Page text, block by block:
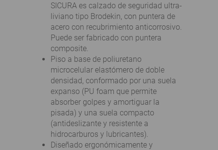
SICURA es calzado de seguridad ultra-
liviano tipo Brodekin, con puntera de
acero con recubrimiento anticorrosivo.
Puede ser fabricado con puntera
composite.
Piso a base de poliuretano
microcelular elastómero de doble
densidad, conformado por una suela
expanso (PU foam que permite
absorber golpes y amortiguar la
pisada) y una suela compacto
(antideslizante y resistente a
hidrocarburos y lubricantes).
Diseñado ergonómicamente y